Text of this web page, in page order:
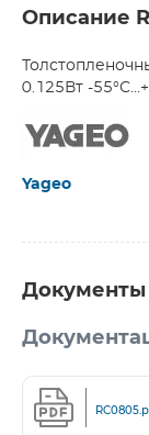
Описание
0.125Вт -
Yageo
Документы